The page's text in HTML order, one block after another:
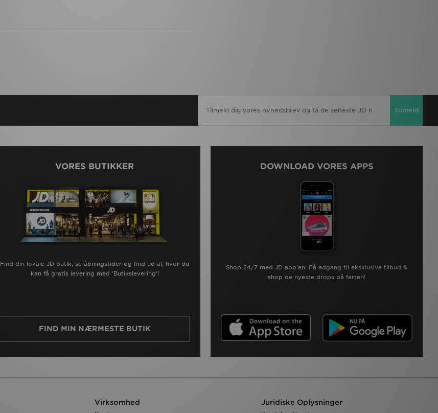
Tilmeld
VORES BUTIKKER
Find din lokale JD butik, se åbningstider og find ud af, hvor du
kan få gratis levering med 'Butikslevering'!
FIND MIN NÆRMESTE BUTIK
DOWNLOAD VORES APPS
Shop 24/7 med JD app'en. Få adgang til eksklusive tilbud &
shop de nyeste drops på farten!
Virksomhed Juridiske Oplysninger